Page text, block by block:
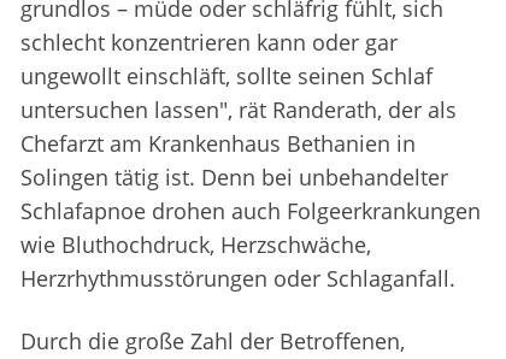
grundlos – müde oder schläfrig fühlt, sich
schlecht konzentrieren kann oder gar
ungewollt einschläft, sollte seinen Schlaf
untersuchen lassen", rät Randerath, der als
Chefarzt am Krankenhaus Bethanien in
Solingen tätig ist. Denn bei unbehandelter
Schlafapnoe drohen auch Folgeerkrankungen
wie Bluthochdruck, Herzschwäche,
Herzrhythmusstörungen oder Schlaganfall.
Durch die große Zahl der Betroffenen,